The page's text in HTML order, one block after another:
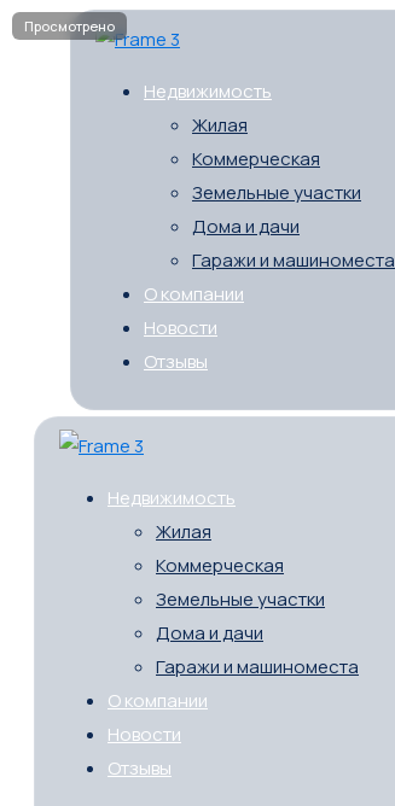
Недвижимость
Жилая
Коммерческая
Земельные участки
Дома и дачи
Гаражи и машиноместа
О компании
Новости
Отзывы
Недвижимость
Жилая
Коммерческая
Земельные участки
Дома и дачи
Гаражи и машиноместа
О компании
Новости
Отзывы